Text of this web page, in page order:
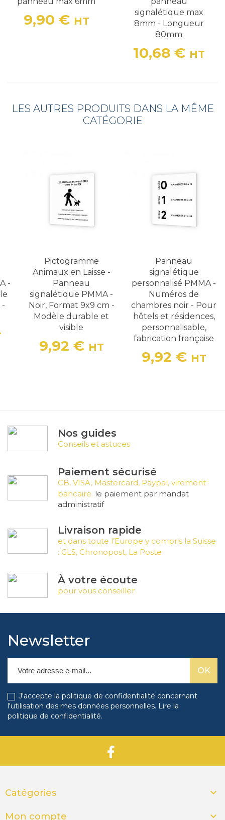
Prix
9,90 € HT
signalétique max
8mm - Longueur
80mm
Prix
10,68 € HT
LES AUTRES PRODUITS DANS LA MÊME
CATÉGORIE
-
-
Pictogramme
Animaux en Laisse -
Panneau
signalétique PMMA -
Noir, Format 9x9 cm -
Modèle durable et
visible
Prix
9,92 € HT
Panneau
signalétique
personnalisé PMMA -
Numéros de
chambres noir - Pour
hôtels et résidences,
personnalisable,
fabrication française
Prix
9,92 € HT
Nos guides
Conseils et astuces
Paiement sécurisé
CB, VISA, Mastercard, Paypal, virement
bancaire. le paiement par mandat
administratif
Livraison rapide
et dans toute l’Europe y compris la Suisse
: GLS, Chronopost, La Poste
À votre écoute
pour vous conseiller
Newsletter
J'accepte la politique de confidentialité concernant
l'utilisation des mes données personnelles. Lire la
politique de confidentialité.
Catégories 
Mon compte 